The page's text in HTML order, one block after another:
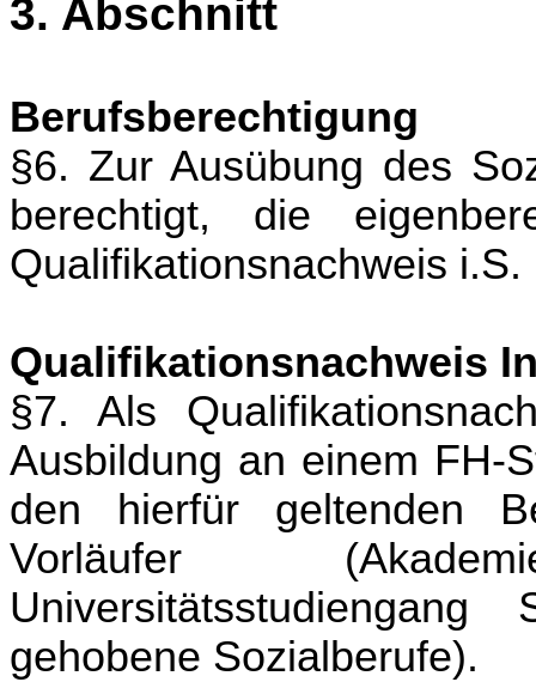
3. Abschnitt
Berufsberechtigung
§6. Zur Ausübung des
berechtigt, die
Qualifikationsnachweis
Qualifikationsnachweis
§7. Als
Ausbildung an einem FH-
den hierfür geltenden
Vorläufer
gehobene Sozialberufe).